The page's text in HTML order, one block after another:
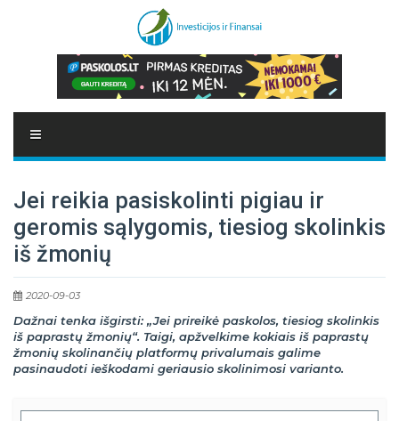
Jei reikia pasiskolinti pigiau ir
geromis sąlygomis, tiesiog skolinkis
iš žmonių
2020-09-03
Dažnai tenka išgirsti: „Jei prireikė paskolos, tiesiog skolinkis
iš paprastų žmonių“. Taigi, apžvelkime kokiais iš paprastų
žmonių skolinančių platformų privalumais galime
pasinaudoti ieškodami geriausio skolinimosi varianto.